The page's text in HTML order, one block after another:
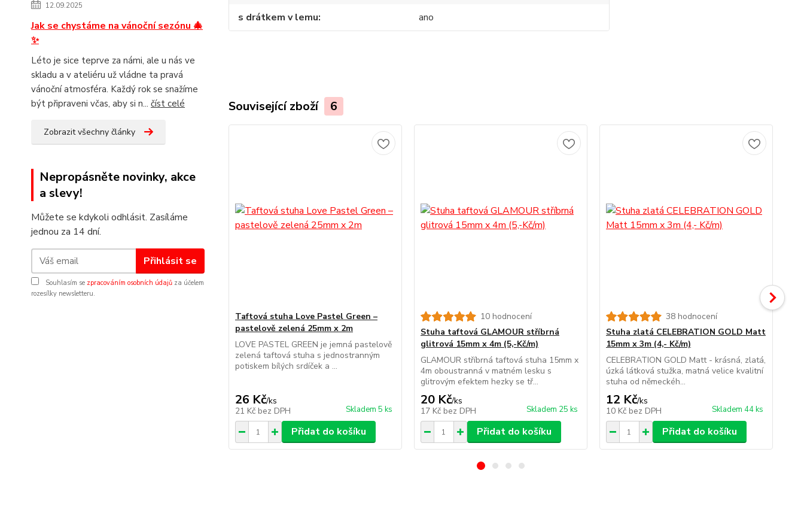
12.09.2025
Jak se chystáme na vánoční sezónu 🎄
✨
Léto je sice teprve za námi, ale u nás ve
skladu a v ateliéru už vládne ta pravá
vánoční atmosféra. Každý rok se snažíme
být připraveni včas, aby si n... číst celé
Zobrazit všechny články
Nepropásněte novinky, akce
a slevy!
Můžete se kdykoli odhlásit. Zasíláme
jednou za 14 dní.
Přihlásit se
Souhlasím se zpracováním osobních údajů za účelem
rozesílky newsletteru.
s drátkem v lemu
ano
Související zboží 6
Taftová stuha Love Pastel Green –
pastelově zelená 25mm x 2m
LOVE PASTEL GREEN je jemná pastelově
zelená taftová stuha s jednostranným
potiskem bílých srdíček a ...
26 Kč/ks
21 Kč bez DPH Skladem 5 ks
Přidat do košíku
10 hodnocení
Stuha taftová GLAMOUR stříbrná
glitrová 15mm x 4m (5,-Kč/m)
GLAMOUR stříbrná taftová stuha 15mm x
4m oboustranná v matném lesku s
glitrovým efektem hezky se tř...
20 Kč/ks
17 Kč bez DPH Skladem 25 ks
Přidat do košíku
38 hodnocení
Stuha zlatá CELEBRATION GOLD Matt
15mm x 3m (4,- Kč/m)
CELEBRATION GOLD Matt - krásná, zlatá,
úzká látková stužka, matná velice kvalitní
stuha od německéh...
12 Kč/ks
10 Kč bez DPH Skladem 44 ks
Přidat do košíku